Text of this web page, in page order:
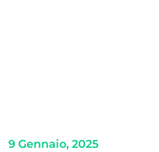
9 Gennaio, 2025